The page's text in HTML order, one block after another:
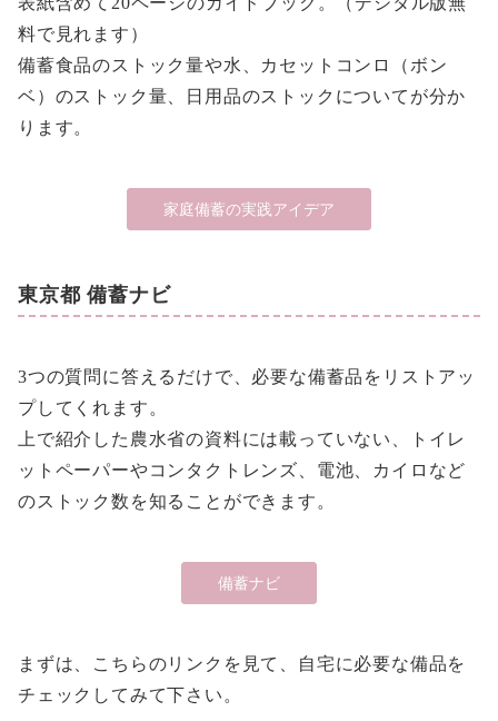
料で見れます）
備蓄食品のストック量や水、カセットコンロ（ボン
ベ）のストック量、日用品のストックについてが分か
ります。
家庭備蓄の実践アイデア
東京都 備蓄ナビ
3つの質問に答えるだけで、必要な備蓄品をリストアッ
プしてくれます。
上で紹介した農水省の資料には載っていない、トイレ
ットペーパーやコンタクトレンズ、電池、カイロなど
のストック数を知ることができます。
備蓄ナビ
まずは、こちらのリンクを見て、自宅に必要な備品を
チェックしてみて下さい。